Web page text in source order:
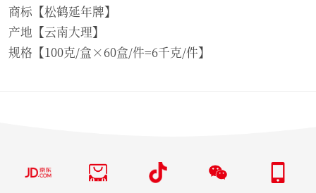
商标【松鹤延年牌】
产地【云南大理】
规格【100克/盒×60盒/件=6千克/件】